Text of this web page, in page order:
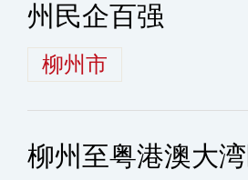
州民企百强
柳州市
柳州至粤港澳大